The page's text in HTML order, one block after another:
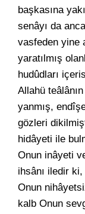
başkasına
senâyı da
vasfeden yine
yaratılmış
hudûdları
Allahü
yanmış,
gözleri
hidâyeti ile
Onun inâyeti
ihsânı iledir
Onun
kalb Onun